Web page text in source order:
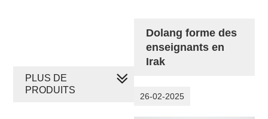
Dolang forme des
enseignants en
Irak
26-02-2025
PLUS DE
PRODUITS